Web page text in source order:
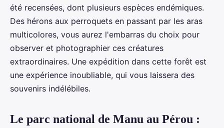
été recensées, dont plusieurs espèces endémiques.
Des hérons aux perroquets en passant par les aras
multicolores, vous aurez l'embarras du choix pour
observer et photographier ces créatures
extraordinaires. Une expédition dans cette forêt est
une expérience inoubliable, qui vous laissera des
souvenirs indélébiles.
Le parc national de Manu au Pérou :